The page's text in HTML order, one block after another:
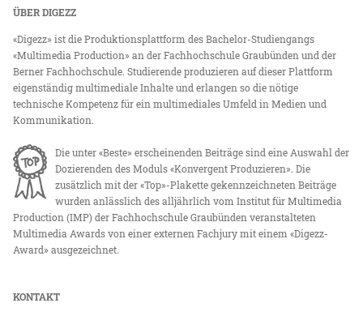
ÜBER DIGEZZ
«Digezz» ist die Produktionsplattform des Bachelor-Studiengangs
«Multimedia Production» an der Fachhochschule Graubünden und der
Berner Fachhochschule. Studierende produzieren auf dieser Plattform
eigenständig multimediale Inhalte und erlangen so die nötige
technische Kompetenz für ein multimediales Umfeld in Medien und
Kommunikation.
Die unter «Beste» erscheinenden Beiträge sind eine Auswahl der
Dozierenden des Moduls «Konvergent Produzieren». Die
zusätzlich mit der «Top»-Plakette gekennzeichneten Beiträge
wurden anlässlich des alljährlich vom Institut für Multimedia
Production (IMP) der Fachhochschule Graubünden veranstalteten
Multimedia Awards von einer externen Fachjury mit einem «Digezz-
Award» ausgezeichnet.
KONTAKT